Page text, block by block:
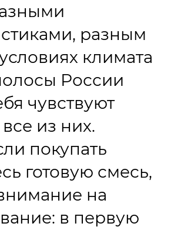
разным
климата
России
чувствуют
из них.
покупать
готовую смесь,
на
в первую